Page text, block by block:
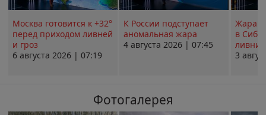
Москва готовится к +32°
перед приходом ливней
и гроз
6 августа 2026 | 07:19
К России подступает
аномальная жара
4 августа 2026 | 07:45
Жара в
в
ливни
3
Фотогалерея